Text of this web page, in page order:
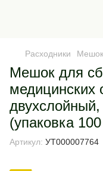
Расходники Мешок
Мешок для
медицинских
(упаковка
Артикул: УТ000007764